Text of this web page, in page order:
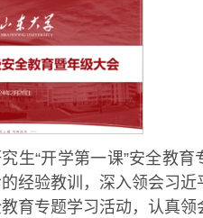
“开学第一课”安全教育
经验教训，深入领会习近
育专题学习活动，认真领